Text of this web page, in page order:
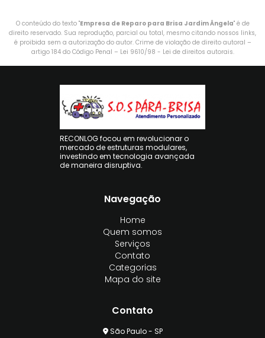
O conteúdo do texto "Empresa de Reparo para Brisa Jardim Ângela" é de
direito reservado. Sua reprodução, parcial ou total, mesmo citando nossos links,
é proibida sem a autorização do autor. Crime de violação de direito autoral –
artigo 184 do Código Penal – Lei 9610/98 - Lei de direitos autorais.
RECONLOG focou em revolucionar o
mercado de estruturas modulares,
investindo em tecnologia avançada
de maneira disruptiva.
Navegação
Home
Quem somos
Serviços
Contato
Categorias
Mapa do site
Contato
São Paulo - SP